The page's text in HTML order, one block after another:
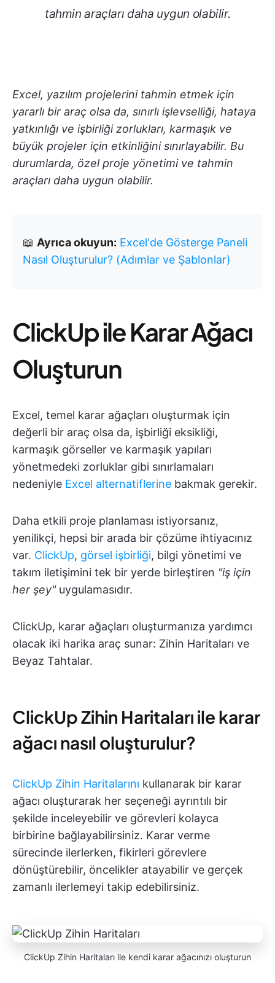
tahmin araçları daha uygun olabilir.
Excel, yazılım projelerini tahmin etmek için
yararlı bir araç olsa da, sınırlı işlevselliği, hataya
yatkınlığı ve işbirliği zorlukları, karmaşık ve
büyük projeler için etkinliğini sınırlayabilir. Bu
durumlarda, özel proje yönetimi ve tahmin
araçları daha uygun olabilir.
📖 Ayrıca okuyun: Excel'de Gösterge Paneli
Nasıl Oluşturulur? (Adımlar ve Şablonlar)
ClickUp ile Karar Ağacı
Oluşturun
Excel, temel karar ağaçları oluşturmak için
değerli bir araç olsa da, işbirliği eksikliği,
karmaşık görseller ve karmaşık yapıları
yönetmedeki zorluklar gibi sınırlamaları
nedeniyle Excel alternatiflerine bakmak gerekir.
Daha etkili proje planlaması istiyorsanız,
yenilikçi, hepsi bir arada bir çözüme ihtiyacınız
var. ClickUp, görsel işbirliği, bilgi yönetimi ve
takım iletişimini tek bir yerde birleştiren "iş için
her şey"uygulamasıdır.
ClickUp, karar ağaçları oluşturmanıza yardımcı
olacak iki harika araç sunar: Zihin Haritaları ve
Beyaz Tahtalar.
ClickUp Zihin Haritaları ile karar
ağacı nasıl oluşturulur?
ClickUp Zihin Haritalarını kullanarak bir karar
ağacı oluşturarak her seçeneği ayrıntılı bir
şekilde inceleyebilir ve görevleri kolayca
birbirine bağlayabilirsiniz. Karar verme
sürecinde ilerlerken, fikirleri görevlere
dönüştürebilir, öncelikler atayabilir ve gerçek
zamanlı ilerlemeyi takip edebilirsiniz.
ClickUp Zihin Haritaları ile kendi karar ağacınızı oluşturun